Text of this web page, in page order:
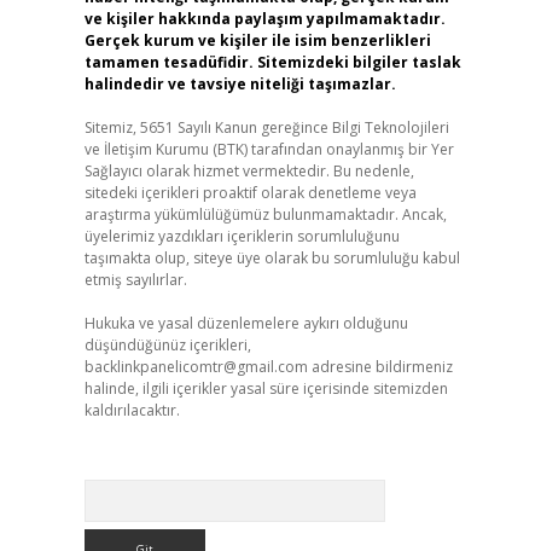
ve kişiler hakkında paylaşım yapılmamaktadır.
Gerçek kurum ve kişiler ile isim benzerlikleri
tamamen tesadüfidir. Sitemizdeki bilgiler taslak
halindedir ve tavsiye niteliği taşımazlar.
Sitemiz, 5651 Sayılı Kanun gereğince Bilgi Teknolojileri
ve İletişim Kurumu (BTK) tarafından onaylanmış bir Yer
Sağlayıcı olarak hizmet vermektedir. Bu nedenle,
sitedeki içerikleri proaktif olarak denetleme veya
araştırma yükümlülüğümüz bulunmamaktadır. Ancak,
üyelerimiz yazdıkları içeriklerin sorumluluğunu
taşımakta olup, siteye üye olarak bu sorumluluğu kabul
etmiş sayılırlar.
Hukuka ve yasal düzenlemelere aykırı olduğunu
düşündüğünüz içerikleri,
backlinkpanelicomtr@gmail.com adresine bildirmeniz
halinde, ilgili içerikler yasal süre içerisinde sitemizden
kaldırılacaktır.